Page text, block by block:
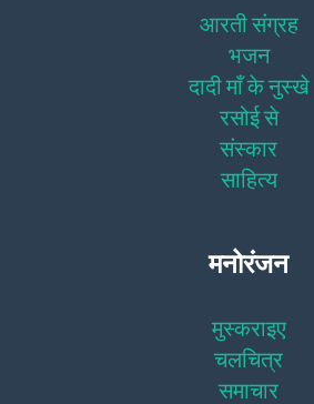
आरती संग्रह
भजन
दादी माँ के नुस्खे
रसोई से
संस्कार
साहित्य
मनोरंजन
मुस्कराइए
चलचित्र
समाचार